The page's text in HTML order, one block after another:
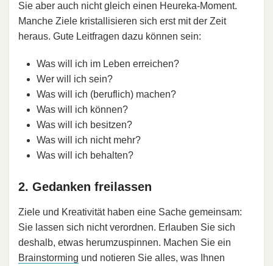
Sie aber auch nicht gleich einen Heureka-Moment.
Manche Ziele kristallisieren sich erst mit der Zeit
heraus. Gute Leitfragen dazu können sein:
Was will ich im Leben erreichen?
Wer will ich sein?
Was will ich (beruflich) machen?
Was will ich können?
Was will ich besitzen?
Was will ich nicht mehr?
Was will ich behalten?
2. Gedanken freilassen
Ziele und Kreativität haben eine Sache gemeinsam:
Sie lassen sich nicht verordnen. Erlauben Sie sich
deshalb, etwas herumzuspinnen. Machen Sie ein
Brainstorming und notieren Sie alles, was Ihnen